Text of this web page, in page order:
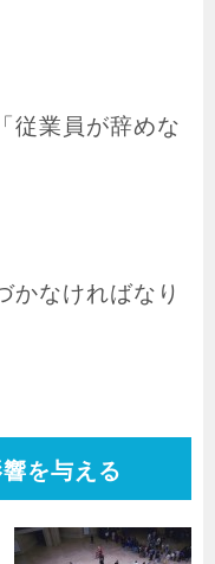
従業員が辞めな
かなければなり
を与える